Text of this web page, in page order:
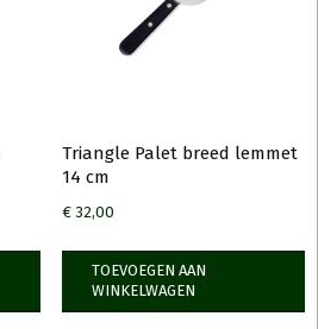
Triangle Palet breed lemmet
14 cm
€32,00
TOEVOEGEN AAN
WINKELWAGEN